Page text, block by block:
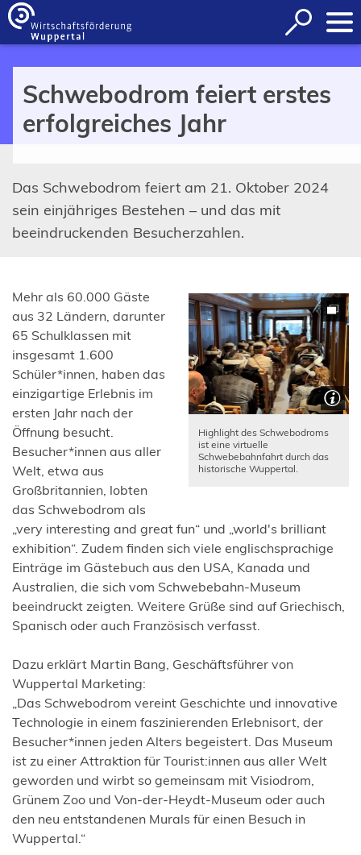
Inhalt anspringen
Suche
öffnen
Schwebodrom feiert erstes
erfolgreiches Jahr
Das Schwebodrom feiert am 21. Oktober 2024
sein einjähriges Bestehen – und das mit
beeindruckenden Besucherzahlen.
Highlight des Schwebodroms
ist eine virtuelle
Schwebebahnfahrt durch das
historische Wuppertal.
Mehr als 60.000 Gäste
aus 32 Ländern, darunter
65 Schulklassen mit
insgesamt 1.600
Schüler*innen, haben das
einzigartige Erlebnis im
ersten Jahr nach der
Öffnung besucht.
Besucher*innen aus aller
Welt, etwa aus
Großbritannien, lobten
das Schwebodrom als
„very interesting and great fun“ und „world's brilliant
exhibition“. Zudem finden sich viele englischsprachige
Einträge im Gästebuch aus den USA, Kanada und
Australien, die sich vom Schwebebahn-Museum
beeindruckt zeigten. Weitere Grüße sind auf Griechisch,
Spanisch oder auch Französisch verfasst.
Dazu erklärt Martin Bang, Geschäftsführer von
Wuppertal Marketing:
„Das Schwebodrom vereint Geschichte und innovative
Technologie in einem faszinierenden Erlebnisort, der
Besucher*innen jeden Alters begeistert. Das Museum
ist zu einer Attraktion für Tourist:innen aus aller Welt
geworden und wirbt so gemeinsam mit Visiodrom,
Grünem Zoo und Von-der-Heydt-Museum oder auch
den neu entstandenen Murals für einen Besuch in
Wuppertal.“